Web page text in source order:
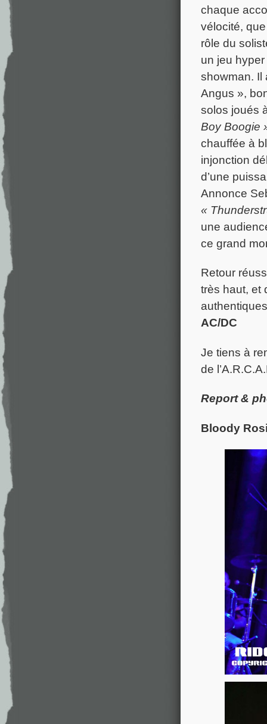
chaque
vélocité,
rôle du
un jeu
showman. Il
Angus »,
solos joués
Boy Boogie
chauffée à
injonction
d’une
Annonce
«
une
ce grand
Retour
très haut, et
AC/DC
Je tiens à
de
Report &
Bloody